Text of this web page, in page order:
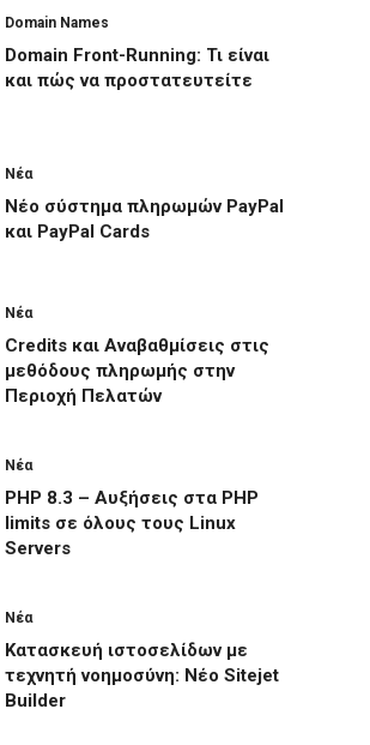
Domain Names
Domain Front-Running: Τι είναι
και πώς να προστατευτείτε
Νέα
Νέο σύστημα πληρωμών PayPal
και PayPal Cards
Νέα
Credits και Αναβαθμίσεις στις
μεθόδους πληρωμής στην
Περιοχή Πελατών
Νέα
PHP 8.3 – Αυξήσεις στα PHP
limits σε όλους τους Linux
Servers
Νέα
Κατασκευή ιστοσελίδων με
τεχνητή νοημοσύνη: Νέο Sitejet
Builder